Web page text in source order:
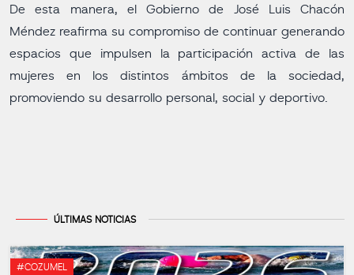
De esta manera, el Gobierno de José Luis Chacón
Méndez reafirma su compromiso de continuar generando
espacios que impulsen la participación activa de las
mujeres en los distintos ámbitos de la sociedad,
promoviendo su desarrollo personal, social y deportivo.
ÚLTIMAS NOTICIAS
#COZUMEL